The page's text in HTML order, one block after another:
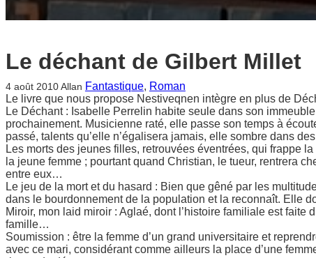
Le déchant de Gilbert Millet
4 août 2010 Allan Fantastique, Roman
Le livre que nous propose Nestiveqnen intègre en plus de
Le Déchant : Isabelle Perrelin habite seule dans son
prochainement. Musicienne raté, elle passe son temps à
passé, talents qu’elle n’égalisera jamais, elle sombre dans
Les morts des jeunes filles, retrouvées éventrées, qui frappe
la jeune femme ; pourtant quand Christian, le tueur, rentrera
entre eux…
Le jeu de la mort et du hasard : Bien que gêné par les
dans le bourdonnement de la population et la reconnaît. Elle
Miroir, mon laid miroir : Aglaé, dont l’histoire familiale est faite
famille…
Soumission : être la femme d’un grand universitaire et
avec ce mari, considérant comme ailleurs la place d’une